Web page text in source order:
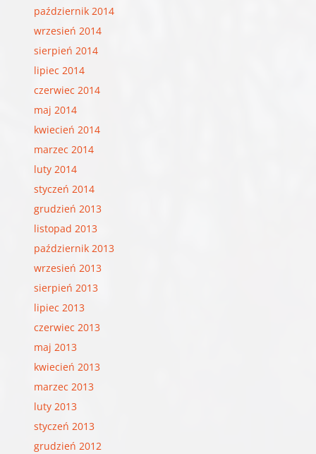
październik 2014
wrzesień 2014
sierpień 2014
lipiec 2014
czerwiec 2014
maj 2014
kwiecień 2014
marzec 2014
luty 2014
styczeń 2014
grudzień 2013
listopad 2013
październik 2013
wrzesień 2013
sierpień 2013
lipiec 2013
czerwiec 2013
maj 2013
kwiecień 2013
marzec 2013
luty 2013
styczeń 2013
grudzień 2012